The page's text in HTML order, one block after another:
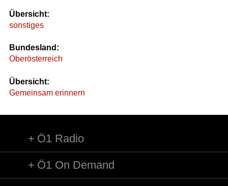
Übersicht:
sonstiges
Bundesland:
Oberösterreich
Übersicht:
Gemeinsam erinnern
Ö1 Radio
Ö1 On Demand